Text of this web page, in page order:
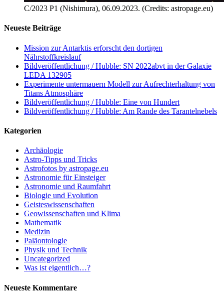
C/2023 P1 (Nishimura), 06.09.2023. (Credits: astropage.eu)
Neueste Beiträge
Mission zur Antarktis erforscht den dortigen
Nährstoffkreislauf
Bildveröffentlichung / Hubble: SN 2022abvt in der Galaxie
LEDA 132905
Experimente untermauern Modell zur Aufrechterhaltung von
Titans Atmosphäre
Bildveröffentlichung / Hubble: Eine von Hundert
Bildveröffentlichung / Hubble: Am Rande des Tarantelnebels
Kategorien
Archäologie
Astro-Tipps und Tricks
Astrofotos by astropage.eu
Astronomie für Einsteiger
Astronomie und Raumfahrt
Biologie und Evolution
Geisteswissenschaften
Geowissenschaften und Klima
Mathematik
Medizin
Paläontologie
Physik und Technik
Uncategorized
Was ist eigentlich…?
Neueste Kommentare